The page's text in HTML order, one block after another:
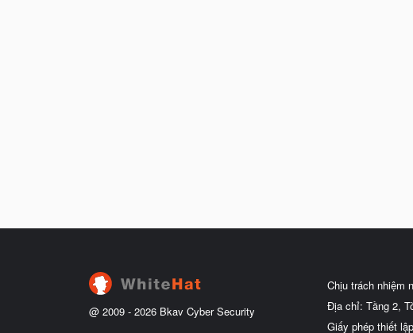
@ 2009 - 2026 Bkav Cyber Security
Chịu trách nhiệm
Địa chỉ: Tầng 2,
Giấy phép thiết